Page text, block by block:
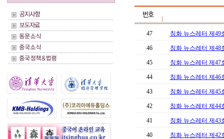
47 칭화 뉴스레터 제49
46 칭화 뉴스레터 제48
45 칭화 뉴스레터 제47
44 칭화 뉴스레터 제46
43 칭화 뉴스레터 제45
42 칭화 뉴스레터 제44
41 칭화 뉴스레터 제43
40 칭화 뉴스레터 제42